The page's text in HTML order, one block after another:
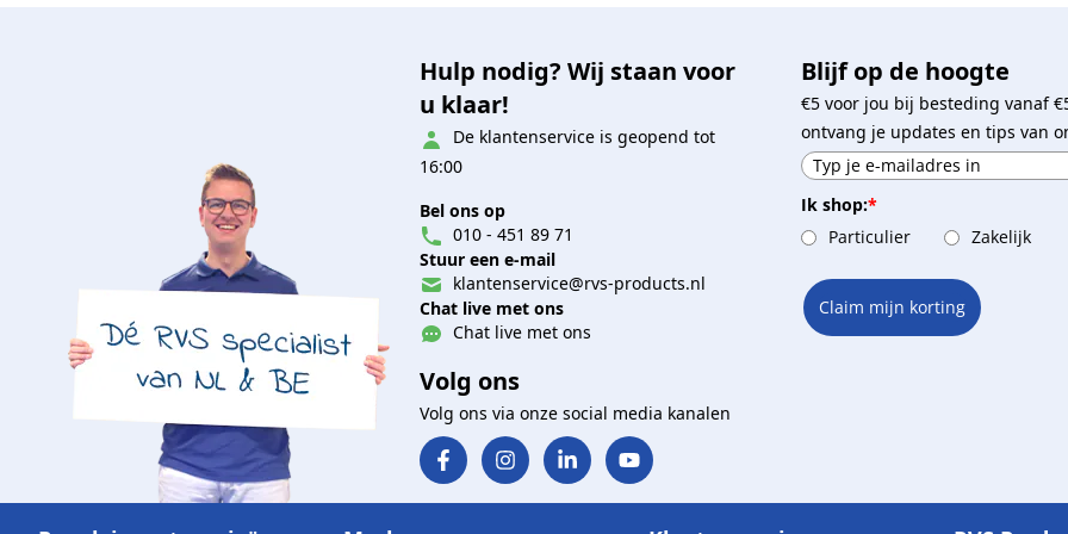
Hulp nodig? Wij staan voor
u klaar!
De klantenservice is geopend tot
16:00
Bel ons op
010 - 451 89 71
Stuur een e-mail
klantenservice@rvs-products.nl
Chat live met ons
Chat live met ons
Volg ons
Volg ons via onze social media kanalen
Blijf op de hoogte
€5 voor jou bij besteding vanaf
ontvang je updates en tips van
Ik shop:*
Particulier
Zakelijk
Claim mijn korting